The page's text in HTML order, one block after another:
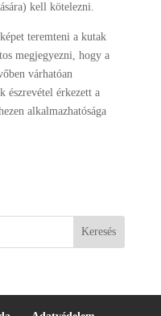
kell kötelezni.
teremteni a kutak
megjegyezni, hogy a
várhatóan
észrevétel érkezett a
alkalmazhatósága